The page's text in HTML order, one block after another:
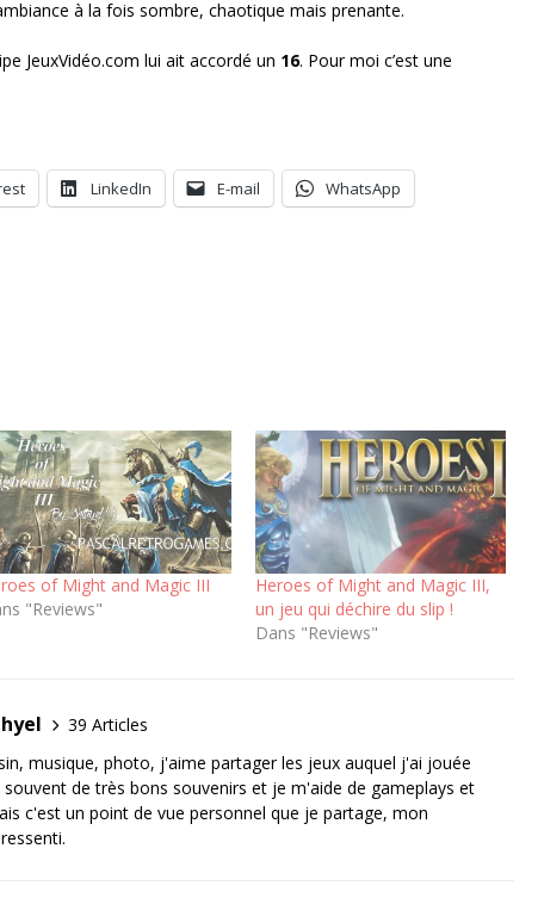
à la fois sombre, chaotique mais prenante.
JeuxVidéo.com lui ait accordé un 16. Pour moi c’est une
LinkedIn E-mail WhatsApp
of Might and Magic III
"Reviews"
Heroes of Might and Magic III,
un jeu qui déchire du slip !
Dans "Reviews"
39 Articles
musique, photo, j'aime partager les jeux auquel j'ai jouée
souvent de très bons souvenirs et je m'aide de gameplays et
c'est un point de vue personnel que je partage, mon